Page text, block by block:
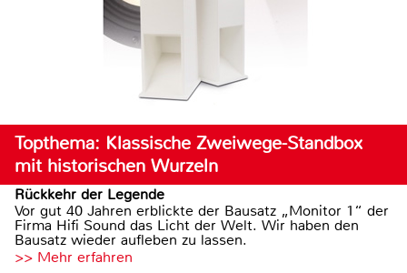
Topthema: Klassische Zweiwege-Standbox
mit historischen Wurzeln
Rückkehr der Legende
Vor gut 40 Jahren erblickte der Bausatz „Monitor 1“ der
Firma Hifi Sound das Licht der Welt. Wir haben den
Bausatz wieder aufleben zu lassen.
>> Mehr erfahren